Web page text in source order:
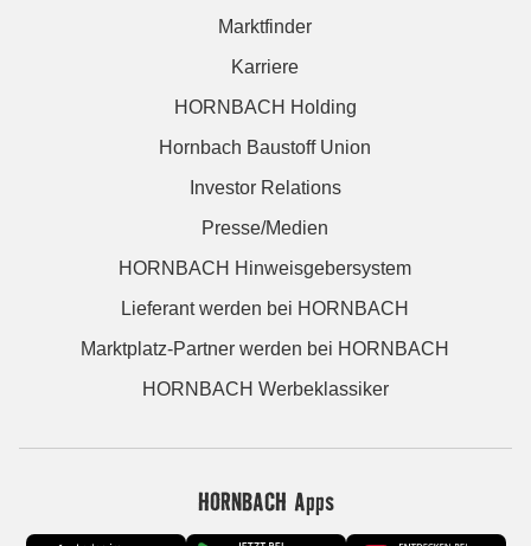
Marktfinder
Karriere
HORNBACH Holding
Hornbach Baustoff Union
Investor Relations
Presse/Medien
HORNBACH Hinweisgebersystem
Lieferant werden bei HORNBACH
Marktplatz-Partner werden bei HORNBACH
HORNBACH Werbeklassiker
HORNBACH Apps